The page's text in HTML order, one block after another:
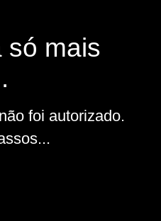
só mais
foi autorizado.